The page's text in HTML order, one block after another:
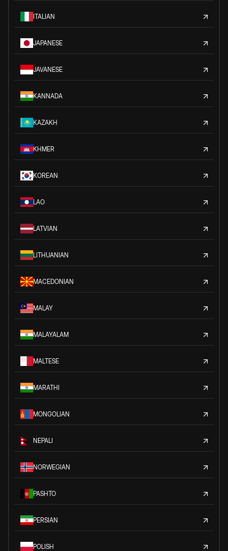
ITALIAN
JAPANESE
JAVANESE
KANNADA
KAZAKH
KHMER
KOREAN
LAO
LATVIAN
LITHUANIAN
MACEDONIAN
MALAY
MALAYALAM
MALTESE
MARATHI
MONGOLIAN
NEPALI
NORWEGIAN
PASHTO
PERSIAN
POLISH